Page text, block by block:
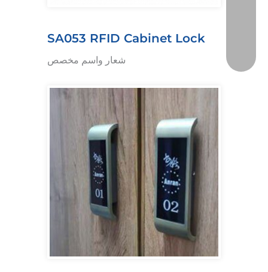
SA053 RFID Cabinet Lock
شعار واسم مخصص